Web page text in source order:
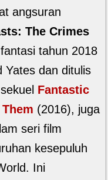
angsuran
The Crimes
tahun 2018
Yates dan ditulis
Fantastic
(2016), juga
seri film
kesepuluh
Ini